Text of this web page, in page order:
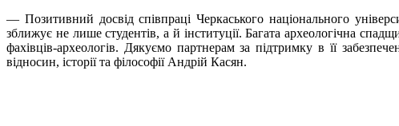
— Позитивний досвід співпраці Черкаського національного
зближує не лише студентів, а й інституції. Багата археологічна
фахівців-археологів. Дякуємо партнерам за підтримку в її
відносин, історії та філософії Андрій Касян.